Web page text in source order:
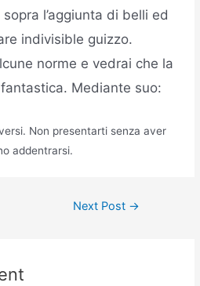
l’aggiunta di belli ed
indivisible guizzo.
norme e vedrai che la
Mediante suo:
Non presentarti senza aver
addentrarsi.
Next Post →